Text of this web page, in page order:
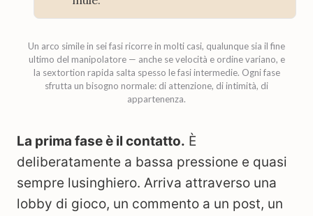
Un arco simile in sei fasi ricorre in molti casi, qualunque sia il fine
ultimo del manipolatore — anche se velocità e ordine variano, e
la sextortion rapida salta spesso le fasi intermedie. Ogni fase
sfrutta un bisogno normale: di attenzione, di intimità, di
appartenenza.
La prima fase è il contatto. È
deliberatamente a bassa pressione e quasi
sempre lusinghiero. Arriva attraverso una
lobby di gioco, un commento a un post, un